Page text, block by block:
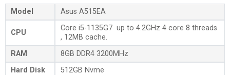
Model Asus A515EA
CPU
Core i5-1135G7 up to 4.2GHz 4 core 8 threads
, 12MB cache.
RAM
8GB DDR4 3200MHz
Hard Disk
512GB Nvme